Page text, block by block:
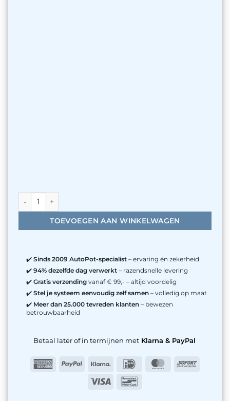
AutoPot 1Pot 60 potten systeem aantal
TOEVOEGEN AAN WINKELWAGEN
✔️Sinds 2009 AutoPot-specialist – ervaring én zekerheid
✔️94% dezelfde dag verwerkt – razendsnelle levering
✔️Gratis verzending vanaf € 99,- – altijd voordelig
✔️Stel je systeem eenvoudig zelf samen – volledig op maat
✔️ Meer dan 25.000 tevreden klanten – bewezen
betrouwbaarheid
Betaal later of in termijnen metKlarna & PayPal
AmericanPayPal Klarna IDeal MasterCard
Sofort
Visa